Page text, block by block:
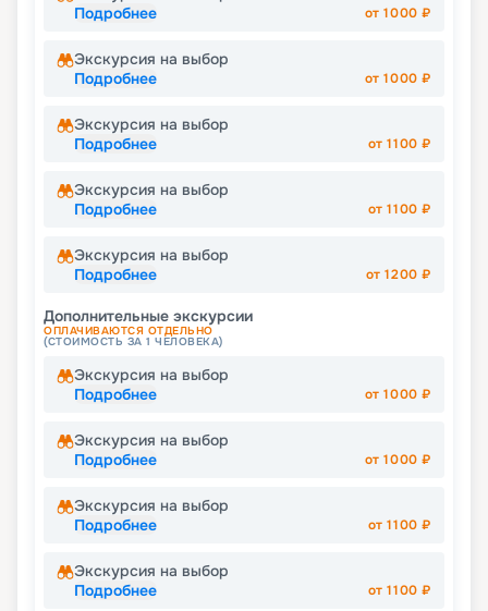
Подробнее
от1000 ₽
Экскурсия на выбор
Подробнее
от1000 ₽
Экскурсия на выбор
Подробнее
от1100 ₽
Экскурсия на выбор
Подробнее
от1100 ₽
Экскурсия на выбор
Подробнее
от1200 ₽
Дополнительные экскурсии
ОПЛАЧИВАЮТСЯ ОТДЕЛЬНО
(СТОИМОСТЬ ЗА 1 ЧЕЛОВЕКА)
Экскурсия на выбор
Подробнее
от1000 ₽
Экскурсия на выбор
Подробнее
от1000 ₽
Экскурсия на выбор
Подробнее
от1100 ₽
Экскурсия на выбор
Подробнее
от1100 ₽